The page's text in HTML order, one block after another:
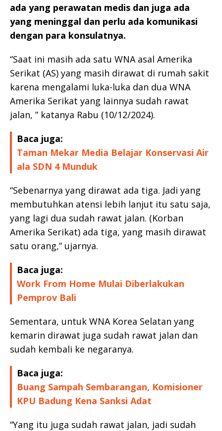
ada yang perawatan medis dan juga ada
yang meninggal dan perlu ada komunikasi
dengan para konsulatnya.
“Saat ini masih ada satu WNA asal Amerika
Serikat (AS) yang masih dirawat di rumah sakit
karena mengalami luka-luka dan dua WNA
Amerika Serikat yang lainnya sudah rawat
jalan, ” katanya Rabu (10/12/2024).
Baca juga:
Taman Mekar Media Belajar Konservasi Air
ala SDN 4 Munduk
“Sebenarnya yang dirawat ada tiga. Jadi yang
membutuhkan atensi lebih lanjut itu satu saja,
yang lagi dua sudah rawat jalan. (Korban
Amerika Serikat) ada tiga, yang masih dirawat
satu orang,” ujarnya.
Baca juga:
Work From Home Mulai Diberlakukan
Pemprov Bali
Sementara, untuk WNA Korea Selatan yang
kemarin dirawat juga sudah rawat jalan dan
sudah kembali ke negaranya.
Baca juga:
Buang Sampah Sembarangan, Komisioner
KPU Badung Kena Sanksi Adat
“Yang itu juga sudah rawat jalan, jadi sudah